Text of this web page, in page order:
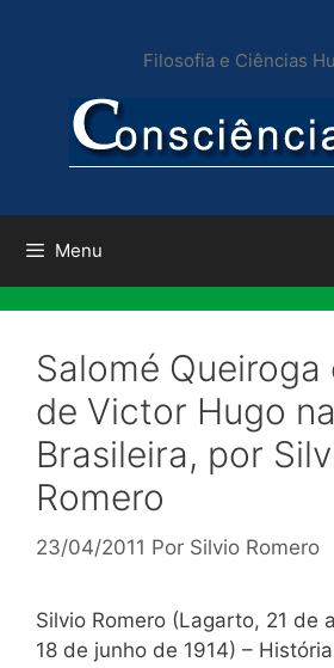
conteúdo
Filosofia e Ciências
Menu
Salomé Queiroga
de Victor Hugo
Brasileira, por
Romero
23/04/2011 Por Silvio Romero
Silvio Romero (Lagarto, 21 de
18 de junho de 1914) –